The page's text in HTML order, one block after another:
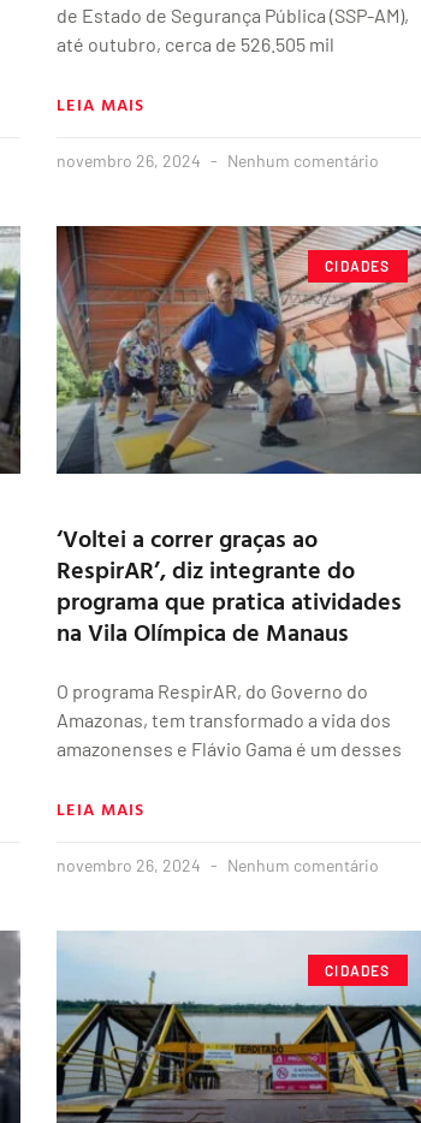
de Estado de Segurança Pública (SSP-AM),
até outubro, cerca de 526.505 mil
LEIA MAIS
novembro 26, 2024 Nenhum comentário
CIDADES
‘Voltei a correr graças ao
RespirAR’, diz integrante do
programa que pratica atividades
na Vila Olímpica de Manaus
O programa RespirAR, do Governo do
Amazonas, tem transformado a vida dos
amazonenses e Flávio Gama é um desses
LEIA MAIS
novembro 26, 2024 Nenhum comentário
CIDADES